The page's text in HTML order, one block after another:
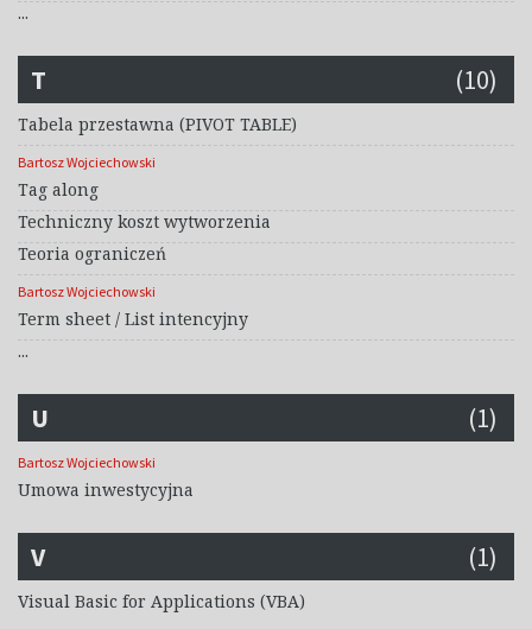
...
T (10)
Tabela przestawna (PIVOT TABLE)
Bartosz Wojciechowski
Tag along
Techniczny koszt wytworzenia
Teoria ograniczeń
Bartosz Wojciechowski
Term sheet / List intencyjny
...
U (1)
Bartosz Wojciechowski
Umowa inwestycyjna
V (1)
Visual Basic for Applications (VBA)